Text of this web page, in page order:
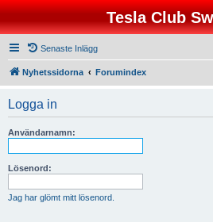
Tesla Club
Senaste Inlägg
Nyhetssidorna Forumindex
Logga in
Användarnamn:
Lösenord:
Jag har glömt mitt lösenord.